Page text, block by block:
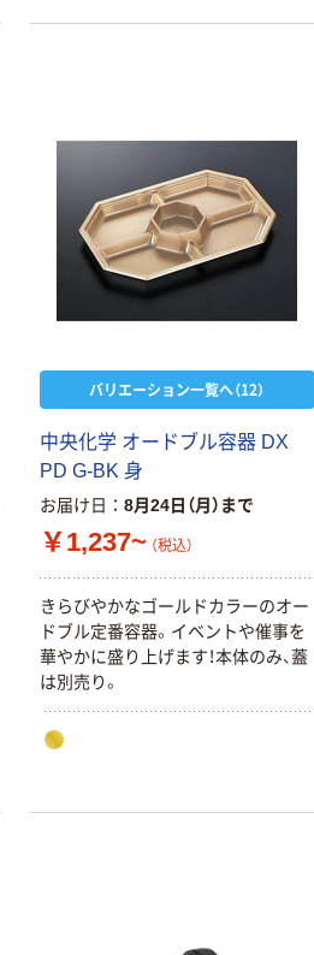
バリエーション一覧へ（12）
中央化学 オードブル容器 DX
PD G-BK 身
お届け日 8月24日（月）まで
￥1,237~ （税込）
きらびやかなゴールドカラーのオー
ドブル定番容器。イベントや催事を
華やかに盛り上げます！本体のみ、蓋
は別売り。